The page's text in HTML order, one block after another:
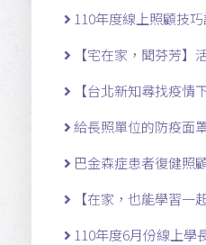
110年度線上照顧技
【宅在家，聞芬芳】
【台北新知尋找疫情
給長照單位的防疫面
巴金森症患者復健照
【在家，也能學習一
110年度6月份線上學